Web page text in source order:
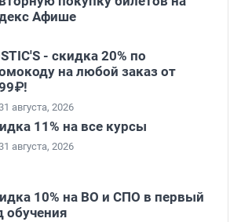
Афише
- скидка 20% по
на любой заказ от
августа, 2026
11% на все курсы
августа, 2026
10% на ВО и СПО в первый
обучения